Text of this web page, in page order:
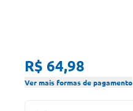
R$ 64,98
Ver mais formas de pagamento